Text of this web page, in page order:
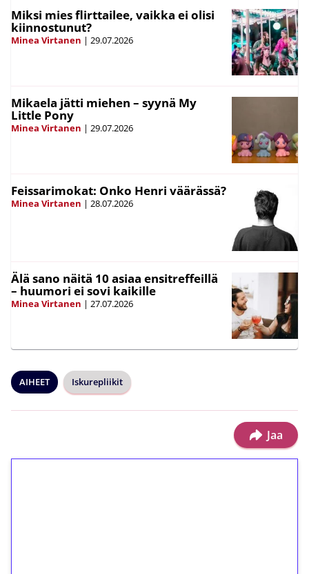
Miksi mies flirttailee, vaikka ei olisi
kiinnostunut?
Minea Virtanen | 29.07.2026
Mikaela jätti miehen – syynä My
Little Pony
Minea Virtanen | 29.07.2026
Feissarimokat: Onko Henri väärässä?
Minea Virtanen | 28.07.2026
Älä sano näitä 10 asiaa ensitreffeillä
– huumori ei sovi kaikille
Minea Virtanen | 27.07.2026
AIHEET Iskurepliikit
Jaa